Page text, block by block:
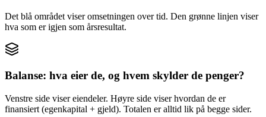
Det blå området viser omsetningen over tid. Den grønne linjen viser
hva som er igjen som årsresultat.
Balanse: hva eier de, og hvem skylder de penger?
Venstre side viser eiendeler. Høyre side viser hvordan de er
finansiert (egenkapital + gjeld). Totalen er alltid lik på begge sider.